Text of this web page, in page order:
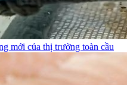
mới của thị trường toàn cầu